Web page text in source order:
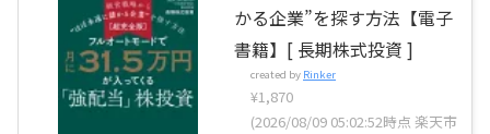
かる企業”を探す方法【電子
書籍】[ 長期株式投資 ]
created by Rinker
¥1,870
(2026/08/09 05:02:52時点 楽天市